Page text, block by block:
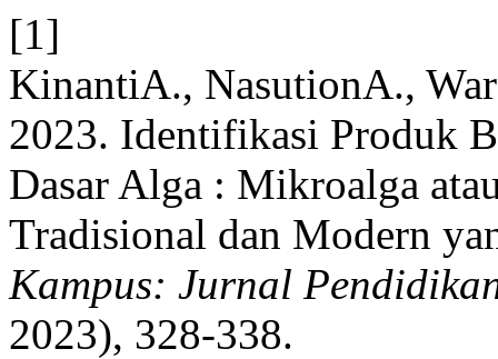
[1]
KinantiA., NasutionA.,
2023. Identifikasi Produk
Dasar Alga : Mikroalga
Tradisional dan Modern
Kampus: Jurnal
2023), 328-338.